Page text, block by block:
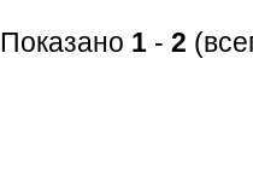
Показано 1 - 2